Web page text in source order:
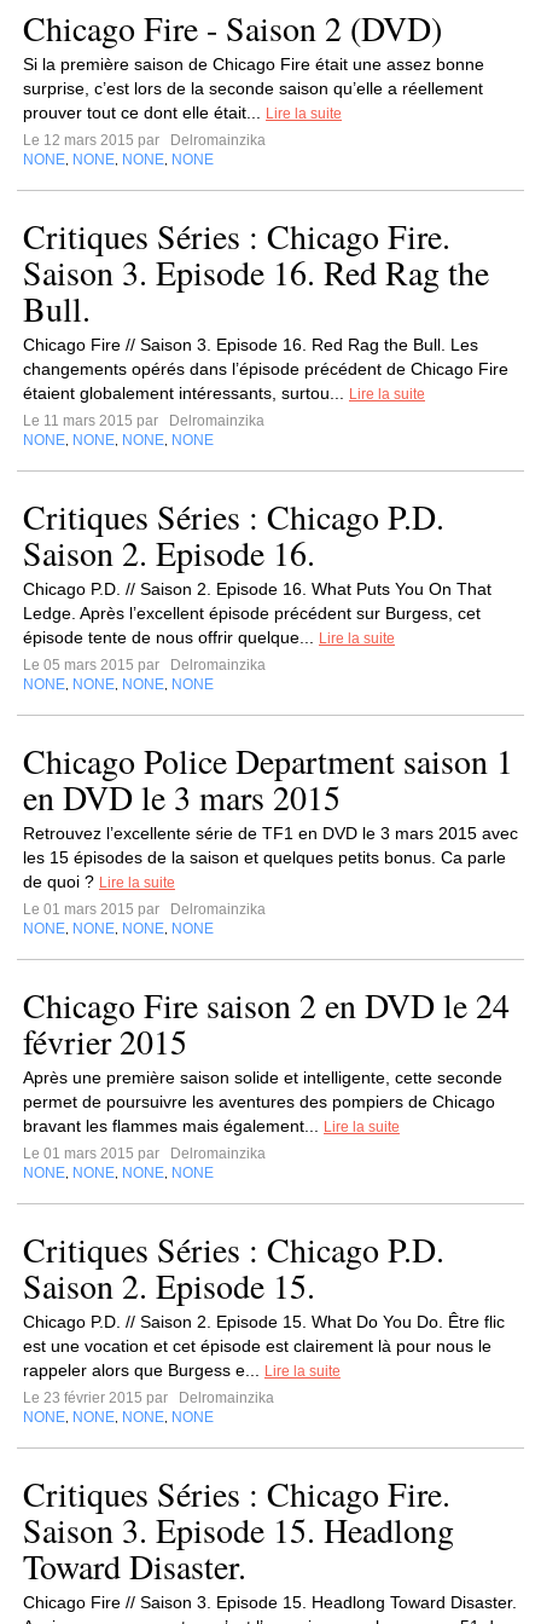
Chicago Fire - Saison 2 (DVD)
Si la première saison de Chicago Fire était une assez bonne
surprise, c’est lors de la seconde saison qu’elle a réellement
prouver tout ce dont elle était...
Lire la suite
Le 12 mars 2015 par
Delromainzika
NONE NONE NONE NONE
Critiques Séries : Chicago Fire.
Saison 3. Episode 16. Red Rag the
Bull.
Chicago Fire // Saison 3. Episode 16. Red Rag the Bull. Les
changements opérés dans l’épisode précédent de Chicago Fire
étaient globalement intéressants, surtou...
Lire la suite
Le 11 mars 2015 par
Delromainzika
NONE NONE NONE NONE
Critiques Séries : Chicago P.D.
Saison 2. Episode 16.
Chicago P.D. // Saison 2. Episode 16. What Puts You On That
Ledge. Après l’excellent épisode précédent sur Burgess, cet
épisode tente de nous offrir quelque...
Lire la suite
Le 05 mars 2015 par
Delromainzika
NONE NONE NONE NONE
Chicago Police Department saison 1
en DVD le 3 mars 2015
Retrouvez l’excellente série de TF1 en DVD le 3 mars 2015 avec
les 15 épisodes de la saison et quelques petits bonus. Ca parle
de quoi ? Lire la suite
Le 01 mars 2015 par
Delromainzika
NONE NONE NONE NONE
Chicago Fire saison 2 en DVD le 24
février 2015
Après une première saison solide et intelligente, cette seconde
permet de poursuivre les aventures des pompiers de Chicago
bravant les flammes mais également...
Lire la suite
Le 01 mars 2015 par
Delromainzika
NONE NONE NONE NONE
Critiques Séries : Chicago P.D.
Saison 2. Episode 15.
Chicago P.D. // Saison 2. Episode 15. What Do You Do. Être flic
est une vocation et cet épisode est clairement là pour nous le
rappeler alors que Burgess e...
Lire la suite
Le 23 février 2015 par
Delromainzika
NONE NONE NONE NONE
Critiques Séries : Chicago Fire.
Saison 3. Episode 15. Headlong
Toward Disaster.
Chicago Fire // Saison 3. Episode 15. Headlong Toward Disaster.